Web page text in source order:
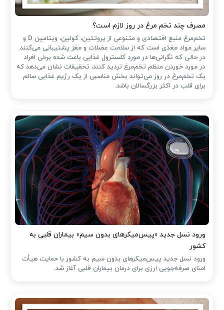
مصرف چند تخم مرغ در روز لازم است؟
تخم‌مرغ منبع اقتصادی و متنوعی از پروتئین، کولین، ویتامین D و
سایر مواد مغذی است که از سلامت عضلات و مغز پشتیبانی می‌کنند.
در حالی که نگرانی‌ها در مورد کلسترول غذایی باعث شده ‌برخی افراد
در مورد خوردن منظم تخم‌مرغ تردید کنند، تحقیقات نشان می‌دهد که
یک تخم‌مرغ در روز می‌تواند بخش مناسبی از یک رژیم غذایی سالم
برای قلب در اکثر بزرگسالان باشد.
ورود نسل جدید «پیس‌میکرهای بدون سیم» بیماران قلبی به
کشور
ورود نسل جدید پیس‌میکرهای بدون سیم به کشور با حمایت هیأت
امنای صرفه‌جویی ارزی برای درمان بیماران قلبی آغاز شد.